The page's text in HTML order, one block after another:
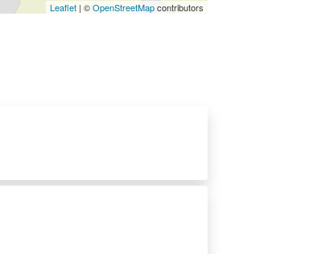
Leaflet| ©OpenStreetMapcontributors